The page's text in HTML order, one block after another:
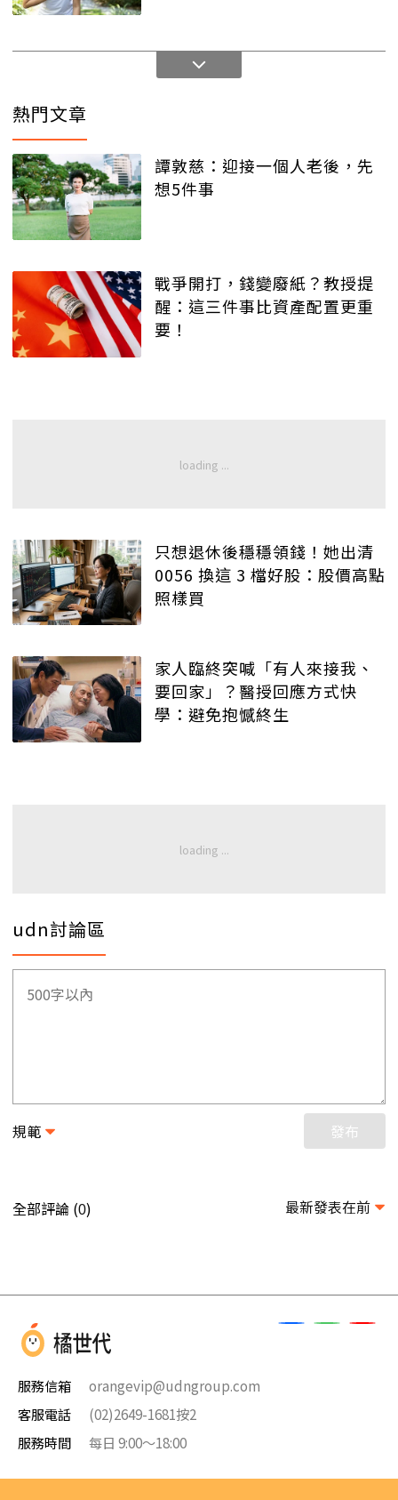
熱門文章
譚敦慈：迎接一個人老後，先
想5件事
戰爭開打，錢變廢紙？教授提
醒：這三件事比資產配置更重
要！
只想退休後穩穩領錢！她出清
0056 換這 3 檔好股：股價高點
照樣買
家人臨終突喊「有人來接我、
要回家」？醫授回應方式快
學：避免抱憾終生
udn討論區
規範 發布
全部評論 (0) 最新發表在前
服務信箱
orangevip@udngroup.com
客服電話
(02)2649-1681按2
服務時間
每日 9:00～18:00